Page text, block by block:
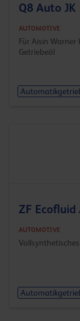
Q8 Auto JK
AUTOMOTIVE
Für Aisin
Getriebeöl
ZF Ecofluid
AUTOMOTIVE